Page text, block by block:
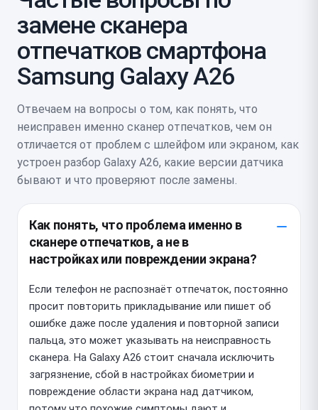
замене сканера
отпечатков смартфона
Samsung Galaxy A26
Отвечаем на вопросы о том, как понять, что
неисправен именно сканер отпечатков, чем он
отличается от проблем с шлейфом или экраном, как
устроен разбор Galaxy A26, какие версии датчика
бывают и что проверяют после замены.
Как понять, что проблема именно в
сканере отпечатков, а не в
настройках или повреждении экрана?
Если телефон не распознаёт отпечаток, постоянно
просит повторить прикладывание или пишет об
ошибке даже после удаления и повторной записи
пальца, это может указывать на неисправность
сканера. На Galaxy A26 стоит сначала исключить
загрязнение, сбой в настройках биометрии и
повреждение области экрана над датчиком,